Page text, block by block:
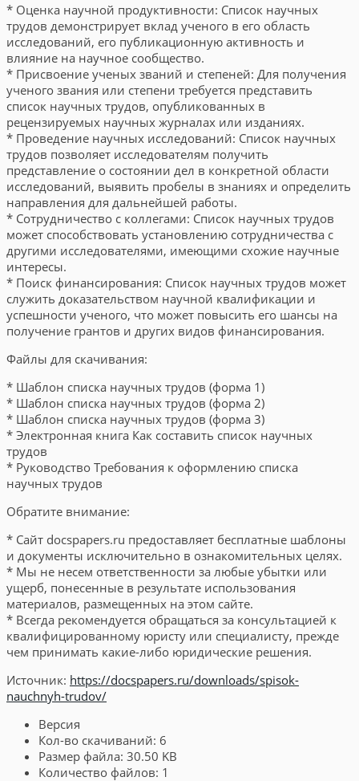
* Оценка научной продуктивности: Список научных
трудов демонстрирует вклад ученого в его область
исследований, его публикационную активность и
влияние на научное сообщество.
* Присвоение ученых званий и степеней: Для получения
ученого звания или степени требуется представить
список научных трудов, опубликованных в
рецензируемых научных журналах или изданиях.
* Проведение научных исследований: Список научных
трудов позволяет исследователям получить
представление о состоянии дел в конкретной области
исследований, выявить пробелы в знаниях и определить
направления для дальнейшей работы.
* Сотрудничество с коллегами: Список научных трудов
может способствовать установлению сотрудничества с
другими исследователями, имеющими схожие научные
интересы.
* Поиск финансирования: Список научных трудов может
служить доказательством научной квалификации и
успешности ученого, что может повысить его шансы на
получение грантов и других видов финансирования.
Файлы для скачивания:
* Шаблон списка научных трудов (форма 1)
* Шаблон списка научных трудов (форма 2)
* Шаблон списка научных трудов (форма 3)
* Электронная книга Как составить список научных
трудов
* Руководство Требования к оформлению списка
научных трудов
Обратите внимание:
* Сайт docspapers.ru предоставляет бесплатные шаблоны
и документы исключительно в ознакомительных целях.
* Мы не несем ответственности за любые убытки или
ущерб, понесенные в результате использования
материалов, размещенных на этом сайте.
* Всегда рекомендуется обращаться за консультацией к
квалифицированному юристу или специалисту, прежде
чем принимать какие-либо юридические решения.
Источник: https://docspapers.ru/downloads/spisok-
nauchnyh-trudov/
Версия
Кол-во скачиваний: 6
Размер файла: 30.50 KB
Количество файлов: 1